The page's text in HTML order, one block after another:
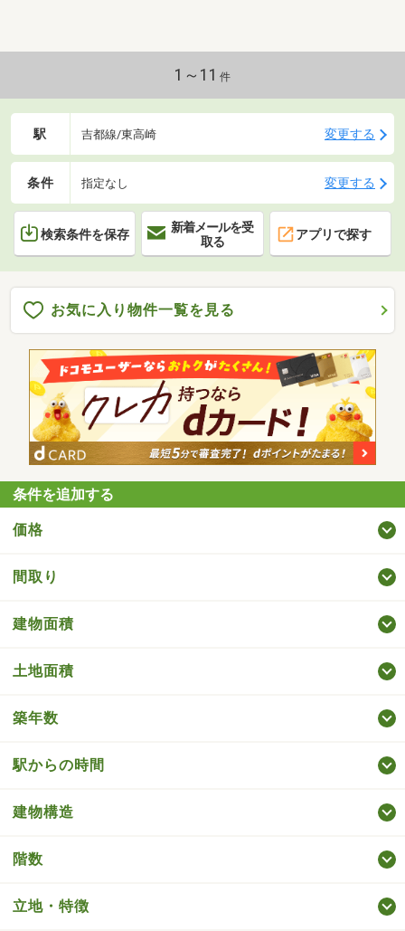
り２年間保証・シロアリ防除工事施工後5年間保証・返済額や融資
可能額など、お客様のご希望にあわせてご提案。住宅ローンが初
1～11 件
駅 吉都線/東高崎 変更する
条件 指定なし 変更する
検索条件を保存
新着メールを受
取る
アプリで探す
お気に入り物件一覧を見る
条件を追加する
価格
間取り
建物面積
土地面積
築年数
駅からの時間
建物構造
階数
立地・特徴